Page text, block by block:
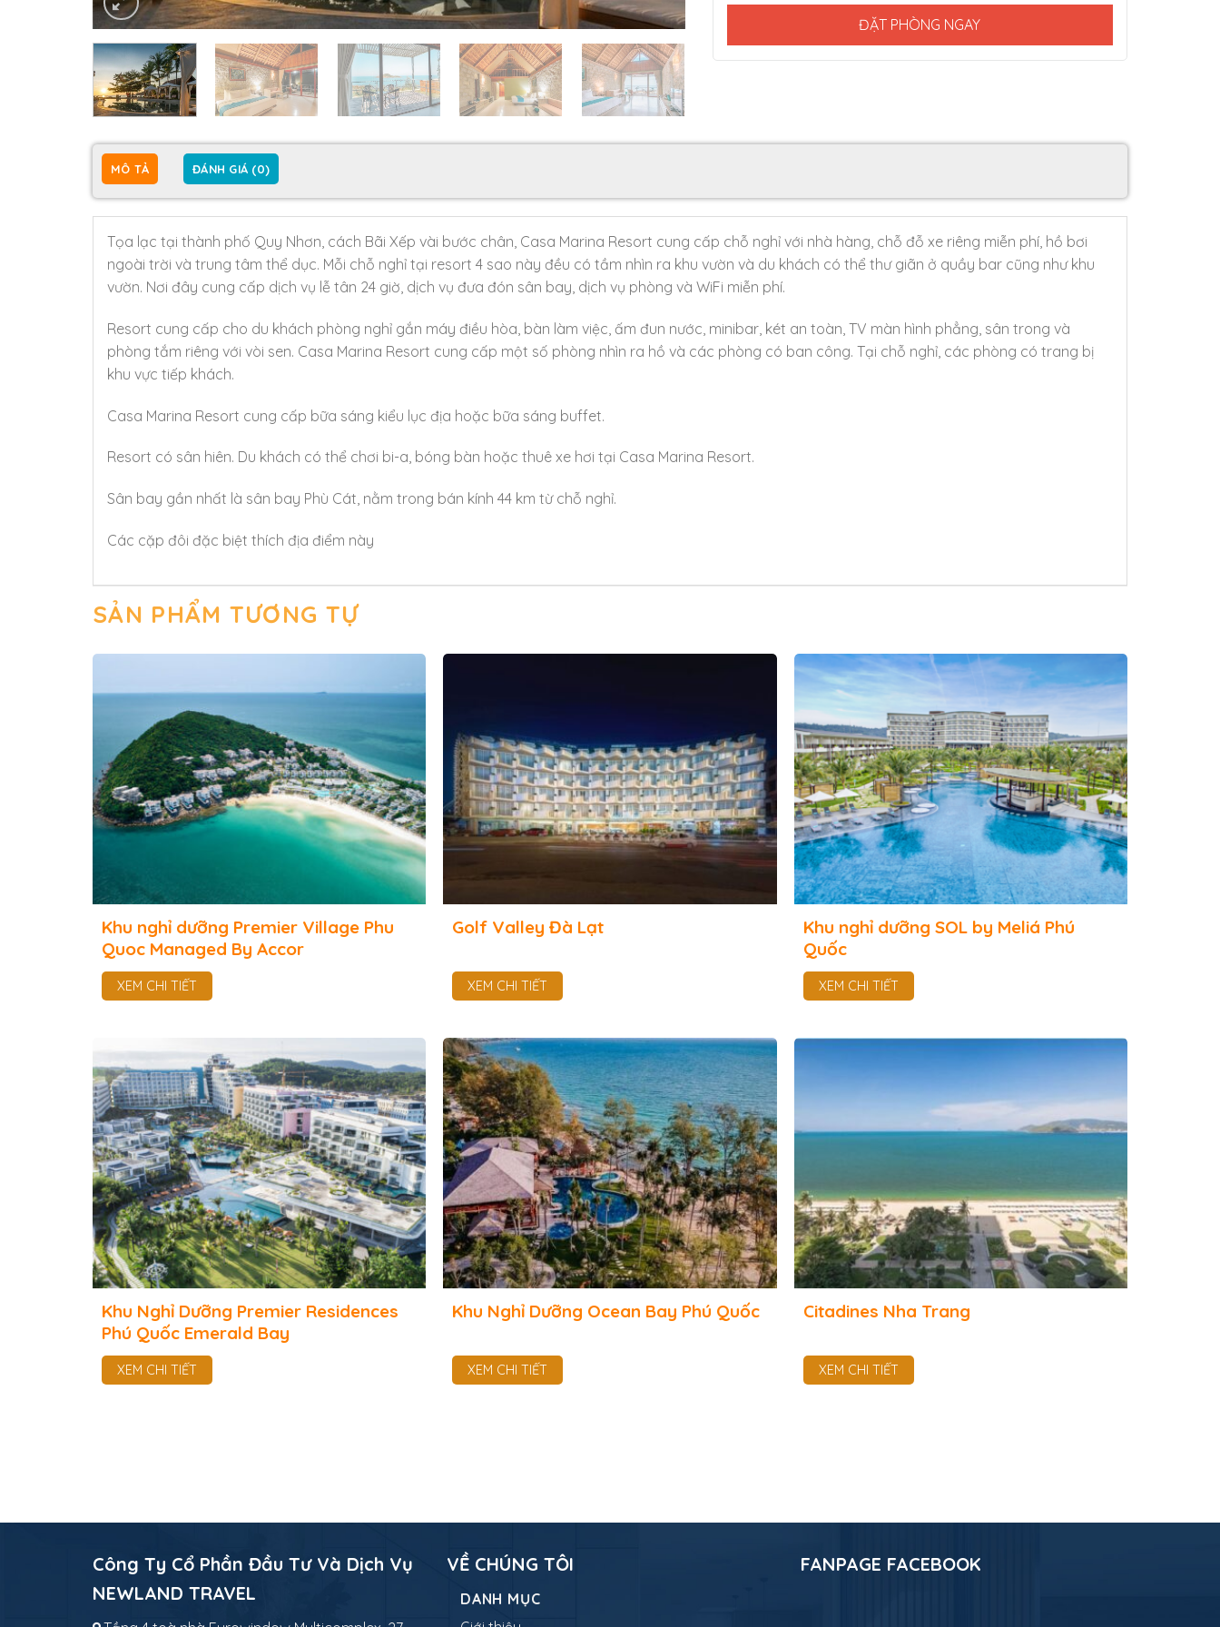
ĐẶT PHÒNG NGAY
MÔ TẢ ĐÁNH GIÁ (0)
Tọa lạc tại thành phố Quy Nhơn, cách Bãi Xếp vài bước chân, Casa Marina Resort cung cấp chỗ nghỉ với nhà hàng, chỗ đỗ xe riêng miễn phí, hồ bơi
ngoài trời và trung tâm thể dục. Mỗi chỗ nghỉ tại resort 4 sao này đều có tầm nhìn ra khu vườn và du khách có thể thư giãn ở quầy bar cũng như khu
vườn. Nơi đây cung cấp dịch vụ lễ tân 24 giờ, dịch vụ đưa đón sân bay, dịch vụ phòng và WiFi miễn phí.
Resort cung cấp cho du khách phòng nghỉ gắn máy điều hòa, bàn làm việc, ấm đun nước, minibar, két an toàn, TV màn hình phẳng, sân trong và
phòng tắm riêng với vòi sen. Casa Marina Resort cung cấp một số phòng nhìn ra hồ và các phòng có ban công. Tại chỗ nghỉ, các phòng có trang bị
khu vực tiếp khách.
Casa Marina Resort cung cấp bữa sáng kiểu lục địa hoặc bữa sáng buffet.
Resort có sân hiên. Du khách có thể chơi bi-a, bóng bàn hoặc thuê xe hơi tại Casa Marina Resort.
Sân bay gần nhất là sân bay Phù Cát, nằm trong bán kính 44 km từ chỗ nghỉ.
Các cặp đôi đặc biệt thích địa điểm này
SẢN PHẨM TƯƠNG TỰ
Khu nghỉ dưỡng Premier Village Phu
Quoc Managed By Accor
XEM CHI TIẾT
Golf Valley Đà Lạt
XEM CHI TIẾT
Khu nghỉ dưỡng SOL by Meliá Phú
Quốc
XEM CHI TIẾT
Khu Nghỉ Dưỡng Premier Residences
Phú Quốc Emerald Bay
XEM CHI TIẾT
Khu Nghỉ Dưỡng Ocean Bay Phú Quốc
XEM CHI TIẾT
Citadines Nha Trang
XEM CHI TIẾT
Công Ty Cổ Phần Đầu Tư Và Dịch Vụ
NEWLAND TRAVEL
VỀ CHÚNG TÔI
DANH MỤC
FANPAGE FACEBOOK